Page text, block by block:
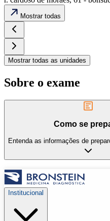
Mostrar todas
Mostrar todas as unidades
Sobre o exame
Como se
Entenda as informações de
Institucional